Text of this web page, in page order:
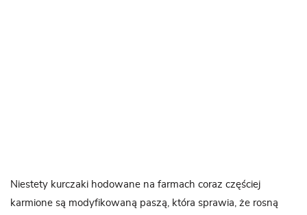
Niestety kurczaki hodowane na farmach coraz częściej
karmione są modyfikowaną paszą, która sprawia, że rosną